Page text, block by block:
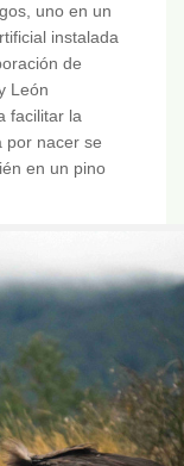
uno en un
instalada
de
León
facilitar la
por nacer se
en un pino